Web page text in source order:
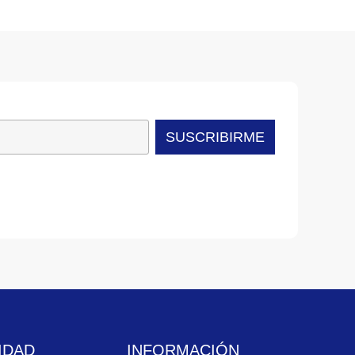
SUSCRIBIRME
INFORMACIÓN